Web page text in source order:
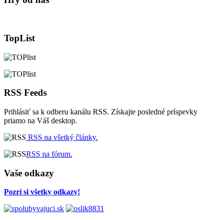
TopList
RSS Feeds
Prihlásiť sa k odberu kanálu RSS. Získajte posledné príspevky
priamo na Váš desktop.
RSS na všetký články.
RSS na fórum.
Vaše odkazy
Pozri si všetky odkazy!